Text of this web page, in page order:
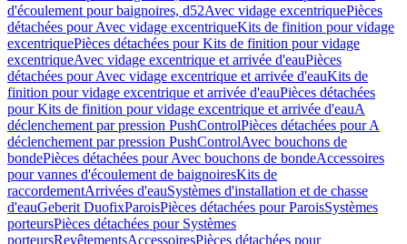
d'écoulement pour baignoires, d52Avec vidage excentriquePièces
détachées pour Avec vidage excentriqueKits de finition pour vidage
excentriquePièces détachées pour Kits de finition pour vidage
excentriqueAvec vidage excentrique et arrivée d'eauPièces
détachées pour Avec vidage excentrique et arrivée d'eauKits de
finition pour vidage excentrique et arrivée d'eauPièces détachées
pour Kits de finition pour vidage excentrique et arrivée d'eauA
déclenchement par pression PushControlPièces détachées pour A
déclenchement par pression PushControlAvec bouchons de
bondePièces détachées pour Avec bouchons de bondeAccessoires
pour vannes d'écoulement de baignoiresKits de
raccordementArrivées d'eauSystèmes d'installation et de chasse
d'eauGeberit DuofixParoisPièces détachées pour ParoisSystèmes
porteursPièces détachées pour Systèmes
porteursRevêtementsAccessoiresPièces détachées pour